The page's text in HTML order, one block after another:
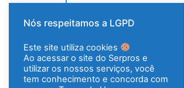
Nós respeitamos a LGPD
Este site utiliza cookies
Ao acessar o site do Serpros e
utilizar os nossos serviços, você
tem conhecimento e concorda com